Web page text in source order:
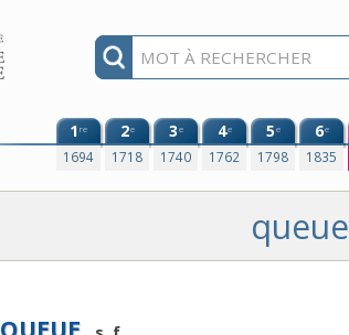
1re
1694
2e
1718
3e
1740
4e
1762
5e
1798
6e
1835
queue